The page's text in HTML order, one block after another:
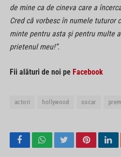
de mine ca de cineva care a
Cred că vorbesc în numele tuturor
minte pentru asta şi pentru multe
prietenul meu!”.
Fii alături de noi pe Facebook
actori hollywood oscar
FacebookWhatsApp
TwitterPinterest